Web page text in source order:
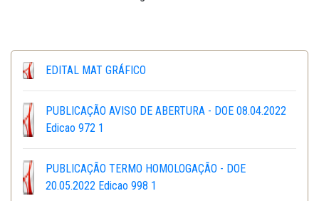
EDITAL MAT GRÁFICO
PUBLICAÇÃO AVISO DE ABERTURA - DOE 08.04.2022
Edicao 972 1
PUBLICAÇÃO TERMO HOMOLOGAÇÃO - DOE
20.05.2022 Edicao 998 1